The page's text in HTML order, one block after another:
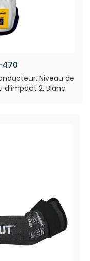
Niveau de
d'impact 2, Blanc